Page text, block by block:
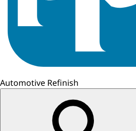
Automotive Refinish